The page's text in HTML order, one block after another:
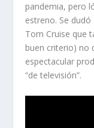
pandemia, pero
estreno. Se
Tom Cruise que
buen criterio) no
espectacular
“de televisión”.